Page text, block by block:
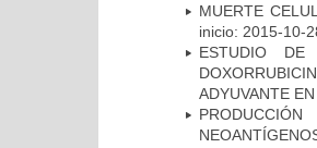
MUERTE
inicio: 2015-10-
ESTUDIO DE
ADYUVANTE